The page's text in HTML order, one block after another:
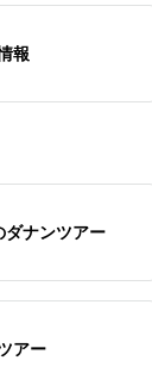
報
ナンツアー
アー